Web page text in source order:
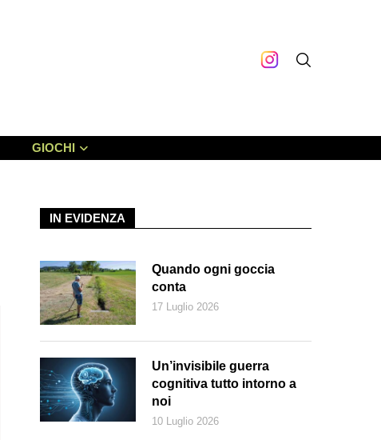
GIOCHI
IN EVIDENZA
Quando ogni goccia
conta
17 Luglio 2026
Un’invisibile guerra
cognitiva tutto intorno a
noi
10 Luglio 2026